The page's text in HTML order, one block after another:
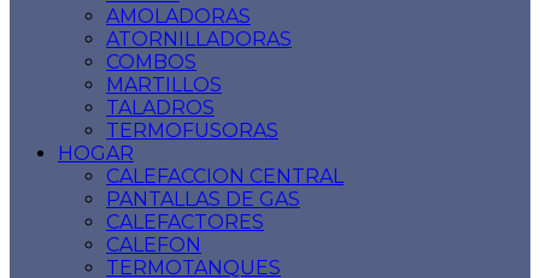
AMOLADORAS
ATORNILLADORAS
COMBOS
MARTILLOS
TALADROS
TERMOFUSORAS
HOGAR
CALEFACCION CENTRAL
PANTALLAS DE GAS
CALEFACTORES
CALEFON
TERMOTANQUES